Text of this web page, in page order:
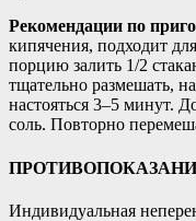
Рекомендации по
кипячения, подходит
порцию залить 1/2
тщательно размешать,
настояться 3–5 минут.
соль. Повторно
Индивидуальная